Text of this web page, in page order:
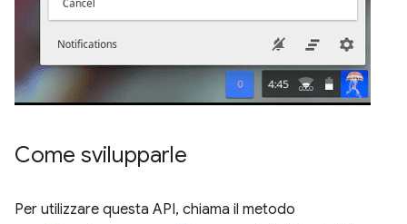
Come svilupparle
Per utilizzare questa API, chiama il metodo